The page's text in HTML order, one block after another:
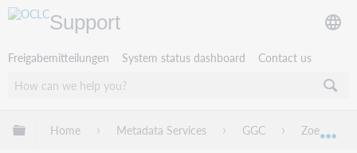
Support
Freigabemitteilungen System status dashboard Contact us
Globale Hierarchie expandieren/verbergen
Home Metadata Services GGC Zoeken